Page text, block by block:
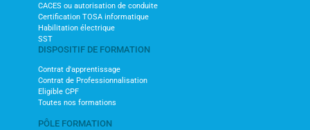
CACES ou autorisation de conduite
Certification TOSA informatique
Habilitation électrique
SST
DISPOSITIF DE FORMATION
Contrat d'apprentissage
Contrat de Professionnalisation
Eligible CPF
Toutes nos formations
PÔLE FORMATION